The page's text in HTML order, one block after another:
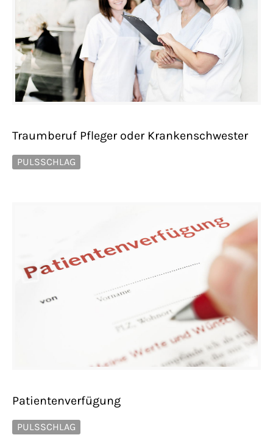
Traumberuf Pfleger oder Krankenschwester
PULSSCHLAG
Patientenverfügung
PULSSCHLAG